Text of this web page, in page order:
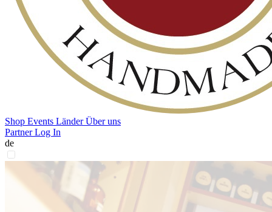
Shop Events LänderÜber uns
Partner Log In
de